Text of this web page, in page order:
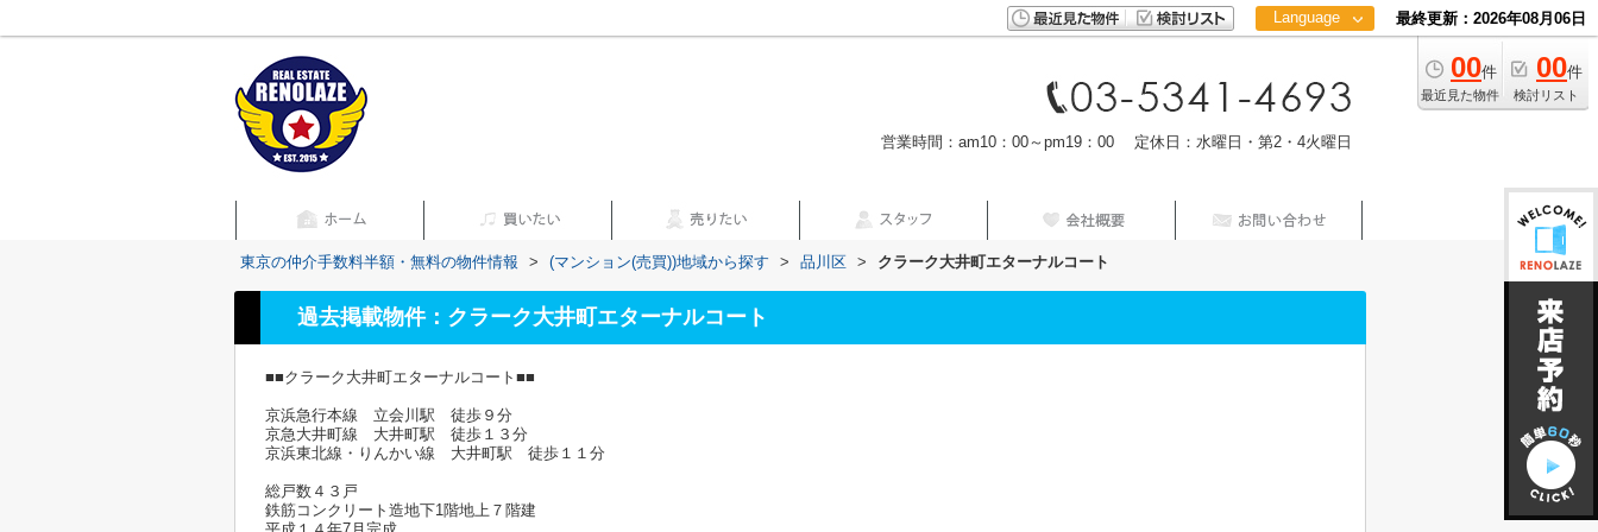
Language
中文
最終更新：2026年08月06日
00件
最近見た物件
00件
検討リスト
営業時間：am10：00～pm19：00 定休日：水曜日・第2・4火曜日
東京の仲介手数料半額・無料の物件情報 > (マンション(売買))地域から探す > 品川区 > クラーク大井町エターナルコート
過去掲載物件：クラーク大井町エターナルコート
■■クラーク大井町エターナルコート■■
京浜急行本線 立会川駅 徒歩９分
京急大井町線 大井町駅 徒歩１３分
京浜東北線・りんかい線 大井町駅 徒歩１１分
総戸数４３戸
鉄筋コンクリート造地下1階地上７階建